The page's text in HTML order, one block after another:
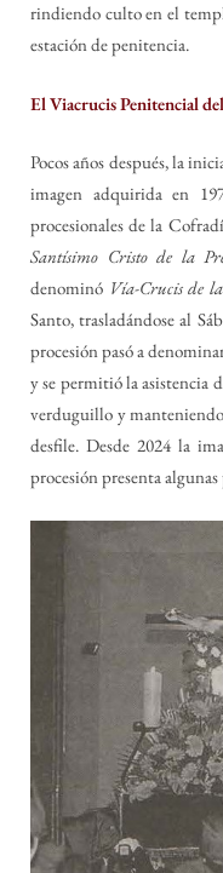
rindiendo culto en el
estación de penitencia.
El Viacrucis Penitencial
Pocos años después, la
imagen adquirida en
procesionales de la
Santísimo Cristo de la
denominó Vía-Crucis de
Santo, trasladándose al
procesión pasó a
y se permitió la asistencia
verduguillo y
desfile. Desde 2024 la
procesión presenta